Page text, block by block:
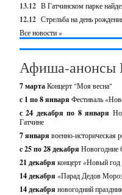
13.12 В Гатчинском парке
12.12 Стрельба на день
Все новости »
Афиша-анонсы
7 мартаКонцерт "Моя весна"
с 1 по 8 января Фестиваль
с 24 декабря по 8 января
Гатчине
7 января военно-историческая
c 25 по 28 декабря Новогодние
21 декабря концерт «Новый год
14 декабря «Парад Дедов
14 декабря новогодний